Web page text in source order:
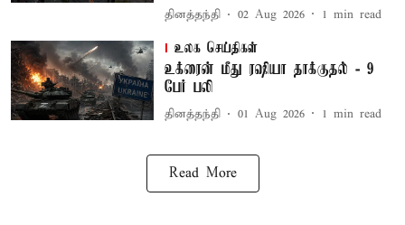
தினத்தந்தி 02 Aug 2026 1 min read
உலக செய்திகள்
உக்ரைன் மீது ரஷியா தாக்குதல் - 9
பேர் பலி
தினத்தந்தி 01 Aug 2026 1 min read
Read More